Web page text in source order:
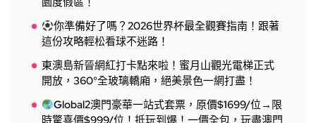
你準備好了嗎？2026世界杯最全觀賽指南！跟著
這份攻略輕松看球不迷路！
東澳島新晉網紅打卡點來啦！蜜月山觀光電梯正式
開放，360°全玻璃轎廂，絕美景色一網打盡！
Global2澳門豪華一站式套票，原價$1699/位→限